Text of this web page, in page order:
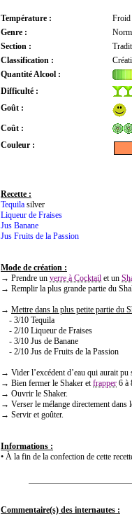
Température :
Froid
Genre :
Section :
Classification :
Quantité Alcool :
Difficulté :
Goût :
Coût :
Couleur :
Recette :
Tequila silver
Liqueur de Fraises
Jus Banane
Jus Fruits de la Passion
Mode de création :
→ Prendre un verre à Cocktail et un
→ Remplir la plus grande partie du
→ Mettre dans la plus petite partie du
- 3/10 Tequila
- 2/10 Liqueur de Fraises
- 3/10 Jus de Banane
- 2/10 Jus de Fruits de la Passion
→ Vider l’excédent d’eau qui aurait
→ Bien fermer le Shaker etfrapper 6 à
→ Ouvrir le Shaker.
→ Verser le mélange directement dans
→ Servir et goûter.
Informations :
• À la fin de la confection de cette
Commentaire(s) des internautes :